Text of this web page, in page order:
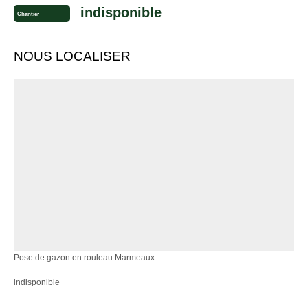
Chantier indisponible
NOUS LOCALISER
Pose de gazon en rouleau Marmeaux
indisponible